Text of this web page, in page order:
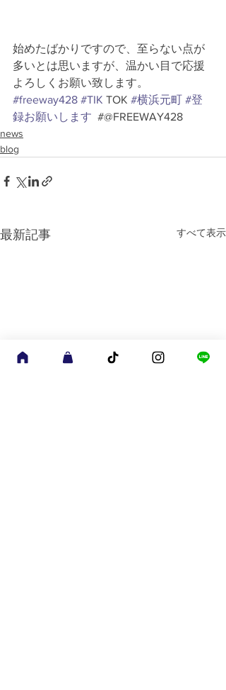
始めたばかりですので、至らない点が
多いとは思いますが、温かい目で応援
よろしくお願い致します。
#freeway428 #TIK TOK #横浜元町 #登
録お願いします
  #@FREEWAY428
news
blog
最新記事 すべて表示